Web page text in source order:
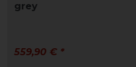
grey
559,90 € *